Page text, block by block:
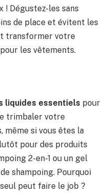
Dégustez-les sans
de place et évitent les
transformer votre
les vêtements.
liquides essentiels pour
trimbaler votre
même si vous êtes la
pour des produits
2-en-1 ou un gel
shampoing. Pourquoi
peut faire le job ?